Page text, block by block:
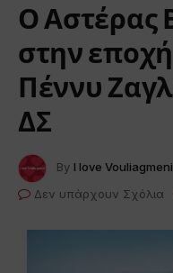
Ο Αστέρας
στην
Πέννυ
ΔΣ
By I love Vouliagmeni
Δεν υπάρχουν Σχόλια